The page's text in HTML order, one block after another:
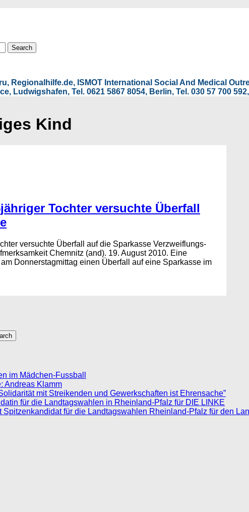
Regionalhilfe.de, ISMOT International Social And Medical
Ludwigshafen, Tel. 0621 5867 8054, Berlin, Tel. 030 57 700
Kind
Tochter versuchte Überfall
versuchte Überfall auf die Sparkasse Verzweiflungs-
Chemnitz (and). 19. August 2010. Eine
Donnerstagmittag einen Überfall auf eine Sparkasse im
im Mädchen-Fussball
Andreas Klamm
mit Streikenden und Gewerkschaften ist Ehrensache”
für die Landtagswahlen in Rheinland-Pfalz für DIE LINKE
Spitzenkandidat für die Landtagswahlen Rheinland-Pfalz für den